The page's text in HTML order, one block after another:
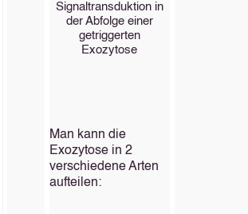
Signaltransduktion in
der Abfolge einer
getriggerten
Exozytose
Man kann die
Exozytose in 2
verschiedene Arten
aufteilen: